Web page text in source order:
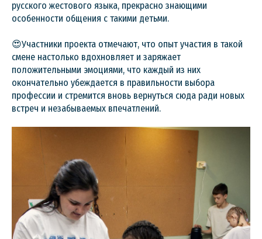
русского жестового языка, прекрасно знающими
особенности общения с такими детьми.
😍Участники проекта отмечают, что опыт участия в такой
смене настолько вдохновляет и заряжает
положительными эмоциями, что каждый из них
окончательно убеждается в правильности выбора
профессии и стремится вновь вернуться сюда ради новых
встреч и незабываемых впечатлений.